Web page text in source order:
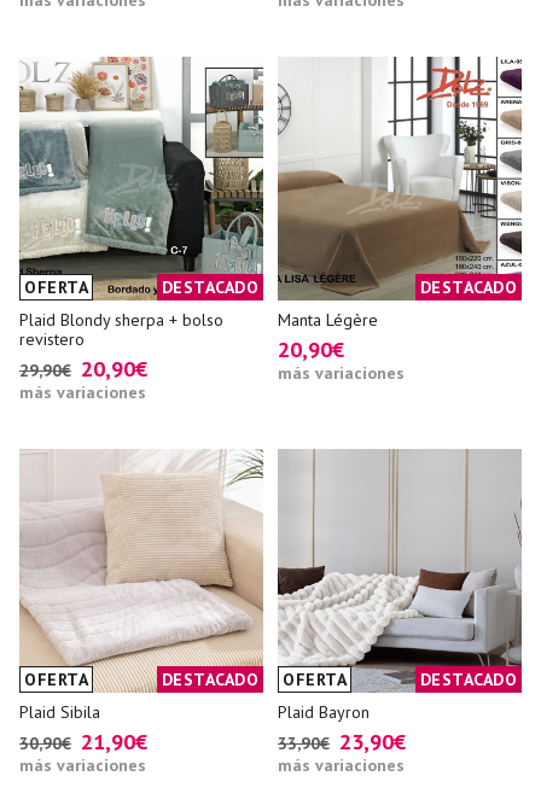
OFERTA
DESTACADO
Plaid Blondy sherpa + bolso
revistero
29,90€ 20,90€
más variaciones
DESTACADO
Manta Légère
20,90€
más variaciones
OFERTA
DESTACADO
Plaid Sibila
30,90€ 21,90€
más variaciones
OFERTA
DESTACADO
Plaid Bayron
33,90€ 23,90€
más variaciones